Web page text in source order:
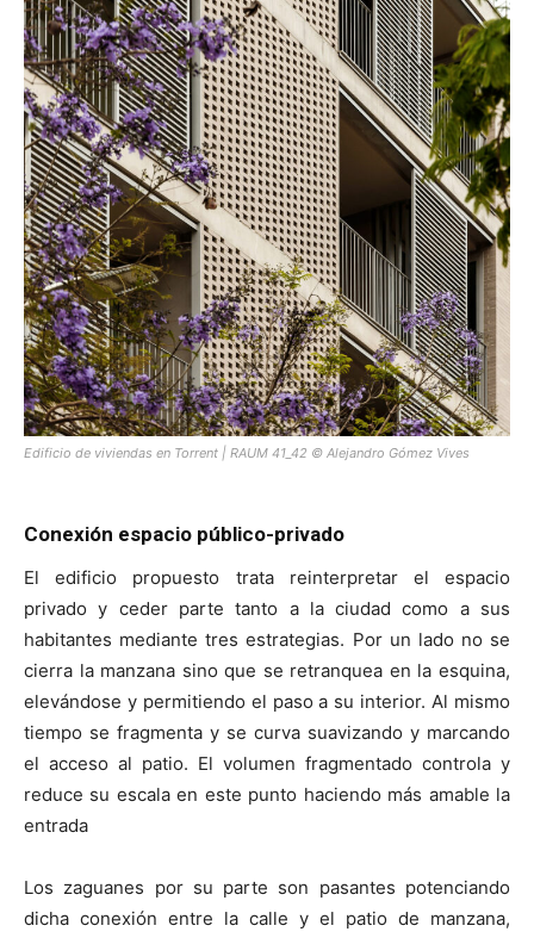
Edificio de viviendas en Torrent | RAUM 41_42 © Alejandro Gómez Vives
Conexión espacio público-privado
El edificio propuesto trata reinterpretar el espacio
privado y ceder parte tanto a la ciudad como a sus
habitantes mediante tres estrategias. Por un lado no se
cierra la manzana sino que se retranquea en la esquina,
elevándose y permitiendo el paso a su interior. Al mismo
tiempo se fragmenta y se curva suavizando y marcando
el acceso al patio. El volumen fragmentado controla y
reduce su escala en este punto haciendo más amable la
entrada
Los zaguanes por su parte son pasantes potenciando
dicha conexión entre la calle y el patio de manzana,